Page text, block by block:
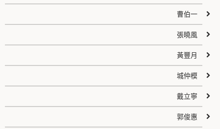
曹伯一
張曉風
黃豐月
城仲模
戴立寧
郭俊惠